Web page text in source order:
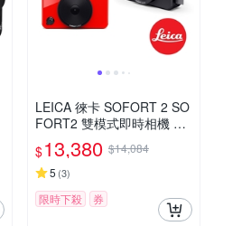
LEICA 徠卡 SOFORT 2 SO
FORT2 雙模式即時相機 公
司貨
$13,380 $14,084
5 (3)
限時下殺 券